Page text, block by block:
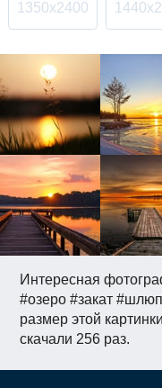
Интересная
#озеро #закат
размер этой
скачали 256 раз.
1350x2400